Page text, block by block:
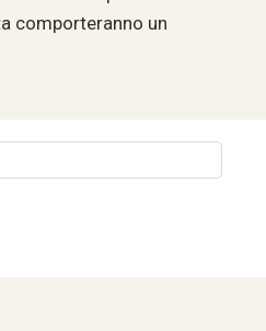
comporteranno un